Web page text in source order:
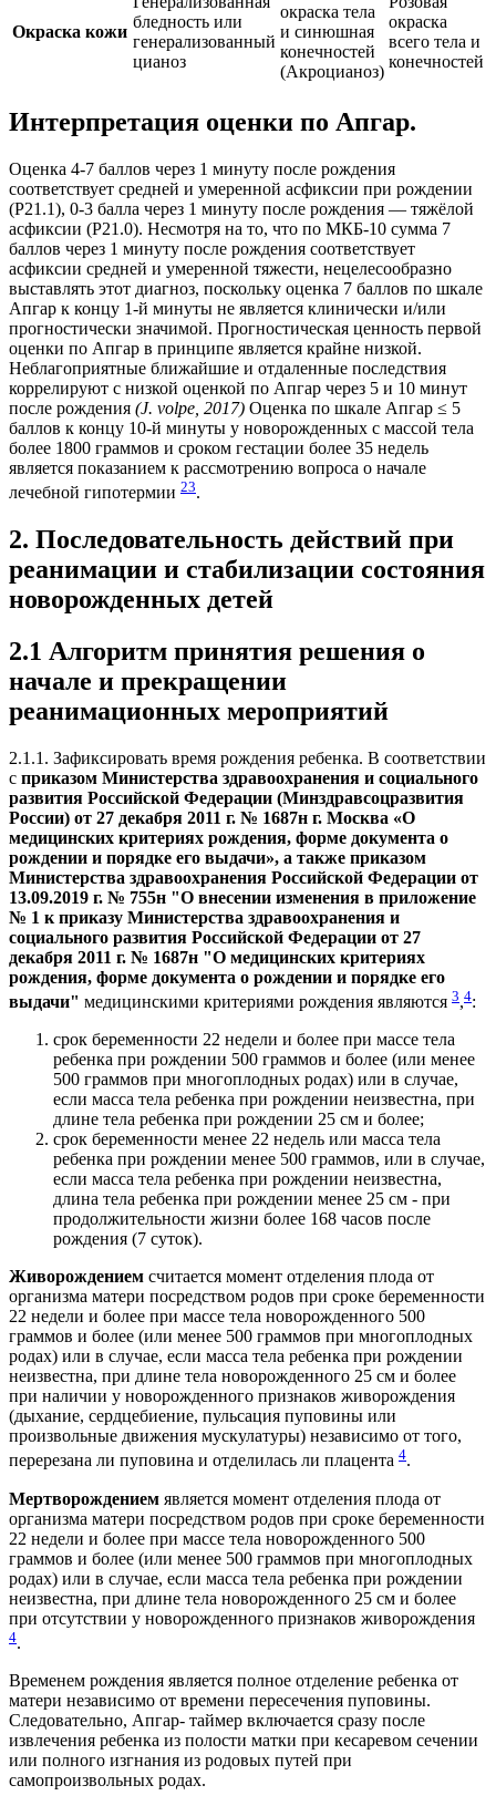
Окраска кожи
бледность или
генерализованный
цианоз
окраска тела
и синюшная
конечностей
(Акроцианоз)
окраска
всего тела и
конечностей
Интерпретация оценки по Апгар.
Оценка 4-7 баллов через 1 минуту после рождения
соответствует средней и умеренной асфиксии при рождении
(Р21.1), 0-3 балла через 1 минуту после рождения — тяжёлой
асфиксии (Р21.0). Несмотря на то, что по МКБ-10 сумма 7
баллов через 1 минуту после рождения соответствует
асфиксии средней и умеренной тяжести, нецелесообразно
выставлять этот диагноз, поскольку оценка 7 баллов по шкале
Апгар к концу 1-й минуты не является клинически и/или
прогностически значимой. Прогностическая ценность первой
оценки по Апгар в принципе является крайне низкой.
Неблагоприятные ближайшие и отдаленные последствия
коррелируют с низкой оценкой по Апгар через 5 и 10 минут
после рождения (J. volpe, 2017) Оценка по шкале Апгар ≤ 5
баллов к концу 10-й минуты у новорожденных с массой тела
более 1800 граммов и сроком гестации более 35 недель
является показанием к рассмотрению вопроса о начале
лечебной гипотермии 23.
2. Последовательность действий при
реанимации и стабилизации состояния
новорожденных детей
2.1 Алгоритм принятия решения о
начале и прекращении
реанимационных мероприятий
2.1.1. Зафиксировать время рождения ребенка. В соответствии
с приказом Министерства здравоохранения и социального
развития Российской Федерации (Минздравсоцразвития
России) от 27 декабря 2011 г. № 1687н г. Москва «О
медицинских критериях рождения, форме документа о
рождении и порядке его выдачи», а также приказом
Министерства здравоохранения Российской Федерации от
13.09.2019 г. № 755н "О внесении изменения в приложение
№ 1 к приказу Министерства здравоохранения и
социального развития Российской Федерации от 27
декабря 2011 г. № 1687н "О медицинских критериях
рождения, форме документа о рождении и порядке его
выдачи" медицинскими критериями рождения являются 3,4:
срок беременности 22 недели и более при массе тела
ребенка при рождении 500 граммов и более (или менее
500 граммов при многоплодных родах) или в случае,
если масса тела ребенка при рождении неизвестна, при
длине тела ребенка при рождении 25 см и более;
срок беременности менее 22 недель или масса тела
ребенка при рождении менее 500 граммов, или в случае,
если масса тела ребенка при рождении неизвестна,
длина тела ребенка при рождении менее 25 см - при
продолжительности жизни более 168 часов после
рождения (7 суток).
Живорождением считается момент отделения плода от
организма матери посредством родов при сроке беременности
22 недели и более при массе тела новорожденного 500
граммов и более (или менее 500 граммов при многоплодных
родах) или в случае, если масса тела ребенка при рождении
неизвестна, при длине тела новорожденного 25 см и более
при наличии у новорожденного признаков живорождения
(дыхание, сердцебиение, пульсация пуповины или
произвольные движения мускулатуры) независимо от того,
перерезана ли пуповина и отделилась ли плацента 4.
Мертворождением является момент отделения плода от
организма матери посредством родов при сроке беременности
22 недели и более при массе тела новорожденного 500
граммов и более (или менее 500 граммов при многоплодных
родах) или в случае, если масса тела ребенка при рождении
неизвестна, при длине тела новорожденного 25 см и более
при отсутствии у новорожденного признаков живорождения
4.
Временем рождения является полное отделение ребенка от
матери независимо от времени пересечения пуповины.
Следовательно, Апгар- таймер включается сразу после
извлечения ребенка из полости матки при кесаревом сечении
или полного изгнания из родовых путей при
самопроизвольных родах.